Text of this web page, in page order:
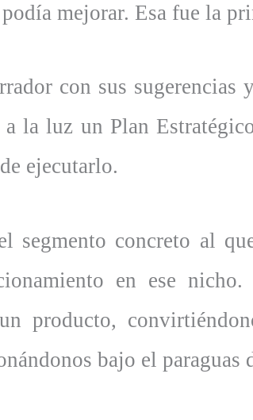
mejorar. Esa fue la
con sus
la luz un Plan
ejecutarlo.
segmento concreto al
en ese
producto,
bajo el paraguas